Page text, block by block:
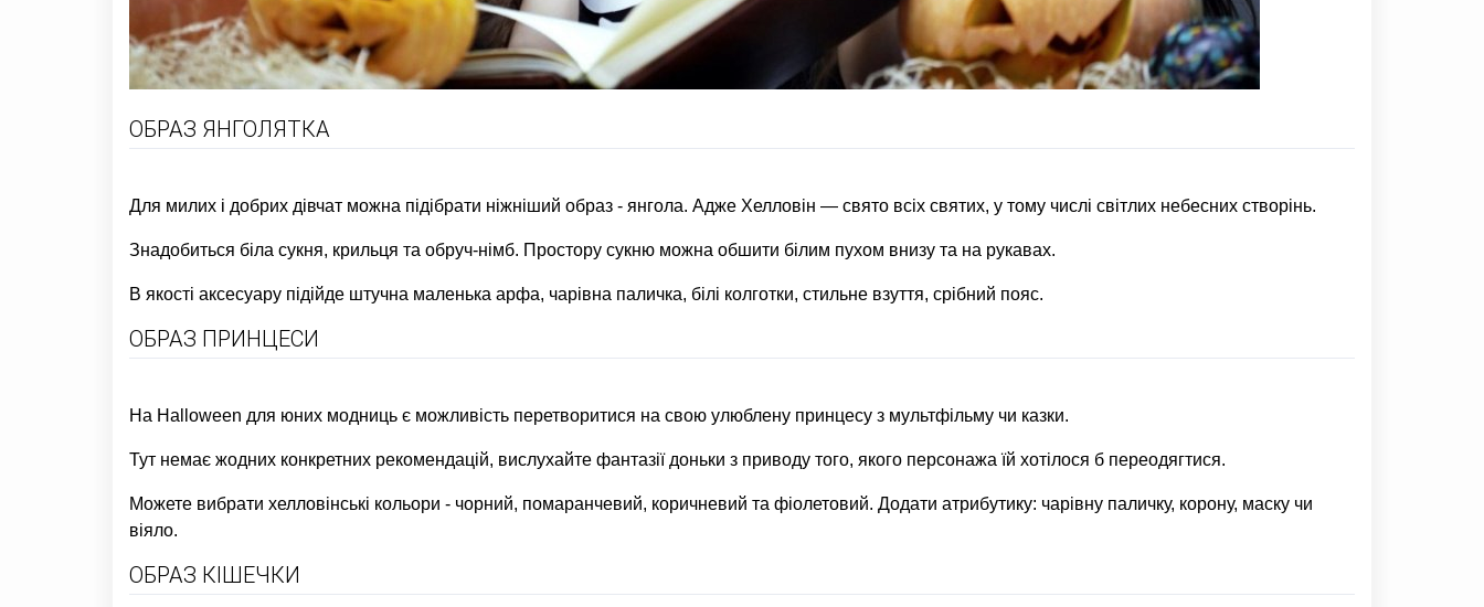
ОБРАЗ ЯНГОЛЯТКА
Для милих і добрих дівчат можна підібрати ніжніший образ - янгола. Адже Хелловін — свято всіх святих, у тому числі світлих небесних створінь.
Знадобиться біла сукня, крильця та обруч-німб. Простору сукню можна обшити білим пухом внизу та на рукавах.
В якості аксесуару підійде штучна маленька арфа, чарівна паличка, білі колготки, стильне взуття, срібний пояс.
ОБРАЗ ПРИНЦЕСИ
На Halloween для юних модниць є можливість перетворитися на свою улюблену принцесу з мультфільму чи казки.
Тут немає жодних конкретних рекомендацій, вислухайте фантазії доньки з приводу того, якого персонажа їй хотілося б переодягтися.
Можете вибрати хелловінські кольори - чорний, помаранчевий, коричневий та фіолетовий. Додати атрибутику: чарівну паличку, корону, маску чи
віяло.
ОБРАЗ КІШЕЧКИ